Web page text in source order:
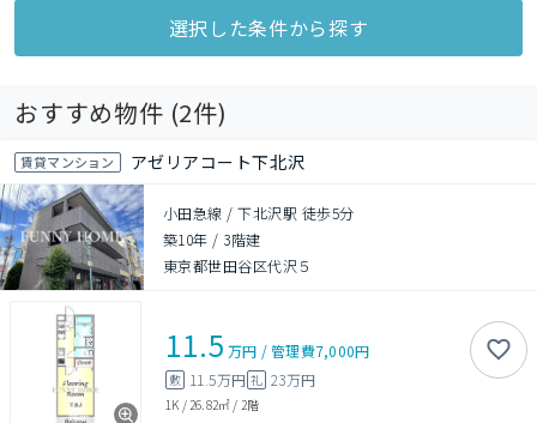
選択した条件から探す
おすすめ物件 (2件)
賃貸マンション アゼリアコート下北沢
小田急線 / 下北沢駅 徒歩5分
築10年 / 3階建
東京都世田谷区代沢５
11.5 万円 /管理費7,000円
敷 11.5万円 礼 23万円
1K / 26.82㎡ / 2階